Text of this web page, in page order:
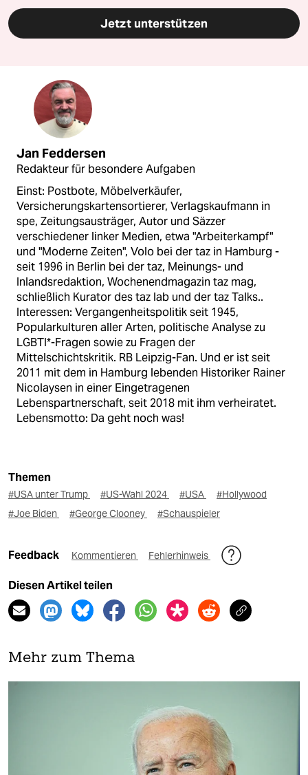
Jetzt unterstützen
Jan Feddersen
Redakteur für besondere Aufgaben
Einst: Postbote, Möbelverkäufer,
Versicherungskartensortierer, Verlagskaufmann in
spe, Zeitungsausträger, Autor und Säzzer
verschiedener linker Medien, etwa "Arbeiterkampf"
und "Moderne Zeiten", Volo bei der taz in Hamburg -
seit 1996 in Berlin bei der taz, Meinungs- und
Inlandsredaktion, Wochenendmagazin taz mag,
schließlich Kurator des taz lab und der taz Talks..
Interessen: Vergangenheitspolitik seit 1945,
Popularkulturen aller Arten, politische Analyse zu
LGBTI*-Fragen sowie zu Fragen der
Mittelschichtskritik. RB Leipzig-Fan. Und er ist seit
2011 mit dem in Hamburg lebenden Historiker Rainer
Nicolaysen in einer Eingetragenen
Lebenspartnerschaft, seit 2018 mit ihm verheiratet.
Lebensmotto: Da geht noch was!
Themen
#USA unter Trump #US-Wahl 2024 #USA
#Hollywood
#Joe Biden
#George Clooney #Schauspieler
Feedback Kommentieren Fehlerhinweis
Diesen Artikel teilen
Mehr zum Thema